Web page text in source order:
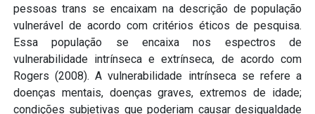
pessoas trans se encaixam na descrição de população
vulnerável de acordo com critérios éticos de pesquisa.
Essa população se encaixa nos espectros de
vulnerabilidade intrínseca e extrínseca, de acordo com
Rogers (2008). A vulnerabilidade intrínseca se refere a
doenças mentais, doenças graves, extremos de idade;
condições subjetivas que poderiam causar desigualdade